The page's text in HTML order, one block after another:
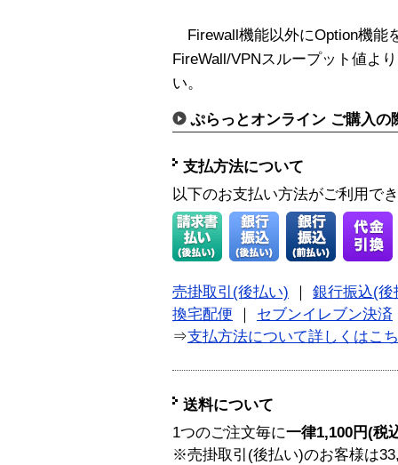
Firewall機能以外にOption機能
FireWall/VPNスループット値よ
い。
ぷらっとオンライン ご購入の
支払方法について
以下のお支払い方法がご利用で
売掛取引(後払い)
銀行振込(後
換宅配便
セブンイレブン決済
⇒支払方法について詳しくはこ
送料について
1つのご注文毎に一律1,100円(税
※売掛取引(後払い)のお客様は